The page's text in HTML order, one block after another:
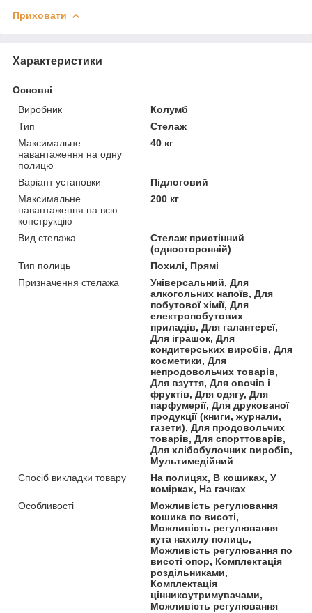
Приховати
Характеристики
Основні
Виробник
Колумб
Тип
Стелаж
Максимальне
навантаження на одну
полицю
40 кг
Варіант установки
Підлоговий
Максимальне
навантаження на всю
конструкцію
200 кг
Вид стелажа
Стелаж пристінний
(односторонній)
Тип полиць
Похилі, Прямі
Призначення стелажа
Універсальний, Для
алкогольних напоїв, Для
побутової хімії, Для
електропобутових
приладів, Для галантереї,
Для іграшок, Для
кондитерських виробів, Для
косметики, Для
непродовольчих товарів,
Для взуття, Для овочів і
фруктів, Для одягу, Для
парфумерії, Для друкованої
продукції (книги, журнали,
газети), Для продовольчих
товарів, Для спорттоварів,
Для хлібобулочних виробів,
Мультимедійний
Спосіб викладки товару
На полицях, В кошиках, У
комірках, На гачках
Особливості
Можливість регулювання
кошика по висоті,
Можливість регулювання
кута нахилу полиць,
Можливість регулювання по
висоті опор, Комплектація
роздільниками,
Комплектація
цінникоутримувачами,
Можливість регулювання